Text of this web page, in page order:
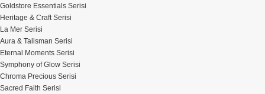
Goldstore Essentials Serisi
Heritage & Craft Serisi
La Mer Serisi
Aura & Talisman Serisi
Eternal Moments Serisi
Symphony of Glow Serisi
Chroma Precious Serisi
Sacred Faith Serisi